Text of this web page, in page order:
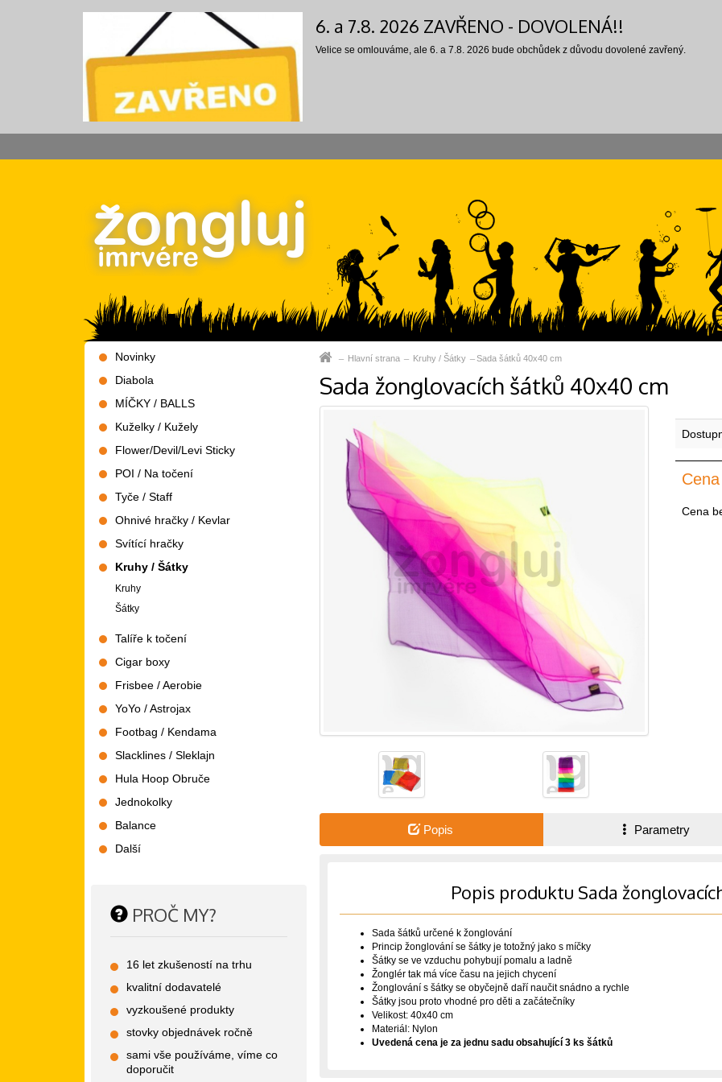
6. a 7.8. 2026 ZAVŘENO - DOVOLENÁ!!
Velice se omlouváme, ale 6. a 7.8. 2026 bude obchůdek z důvodu dovolené zavřený.
Hlavní strana Kruhy / Šátky Sada šátků 40x40 cm
Sada žonglovacích šátků 40x40 cm
Cena
Popis Parametry
Popis produktu Sada
Sada šátků určené k žonglování
Princip žonglování se šátky je totožný jako s míčky
Šátky se ve vzduchu pohybují pomalu a ladně
Žonglér tak má více času na jejich chycení
Žonglování s šátky se obyčejně daří naučit snádno a rychle
Šátky jsou proto vhodné pro děti a začátečníky
Velikost: 40x40 cm
Materiál: Nylon
Uvedená cena je za jednu sadu obsahující 3 ks šátků
Novinky
Diabola
MÍČKY / BALLS
Kuželky / Kužely
Flower/Devil/Levi Sticky
POI / Na točení
Tyče / Staff
Ohnivé hračky / Kevlar
Svítící hračky
Kruhy / Šátky
Kruhy
Šátky
Talíře k točení
Cigar boxy
Frisbee / Aerobie
YoYo / Astrojax
Footbag / Kendama
Slacklines / Sleklajn
Hula Hoop Obruče
Jednokolky
Balance
Další
PROČ MY?
16 let zkušeností na trhu
kvalitní dodavatelé
vyzkoušené produkty
stovky objednávek ročně
sami vše používáme, víme co
doporučit